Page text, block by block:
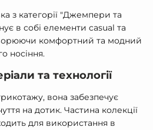
з категорії "Джемпери та
в собі елементи casual та
комфортний та модний
носіння.
та технології
вона забезпечує
на дотик. Частина колекції
для використання в